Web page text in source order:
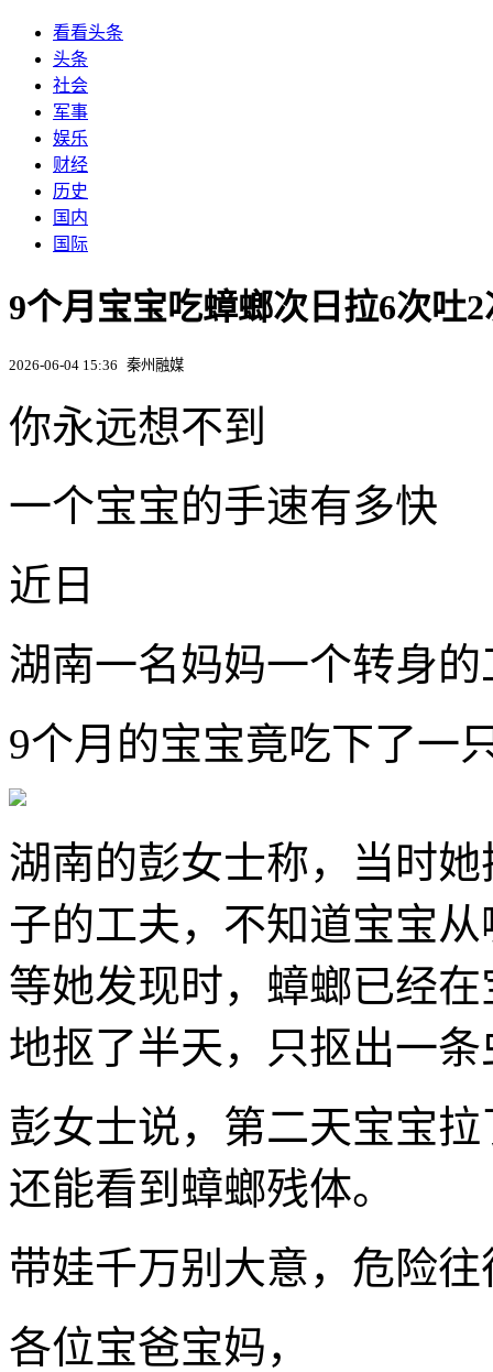
看看头条
头条
社会
军事
娱乐
财经
历史
国内
国际
9个月宝宝吃蟑螂次日拉6次吐2
2026-06-04 15:36 秦州融媒
你永远想不到
一个宝宝的手速有多快
近日
湖南一名妈妈一个转身的
9个月的宝宝竟吃下了一
湖南的彭女士称，当时
子的工夫，不知道宝宝
等她发现时，蟑螂已经
地抠了半天，只抠出一条
彭女士说，第二天宝宝
还能看到蟑螂残体。
带娃千万别大意，危险
各位宝爸宝妈，